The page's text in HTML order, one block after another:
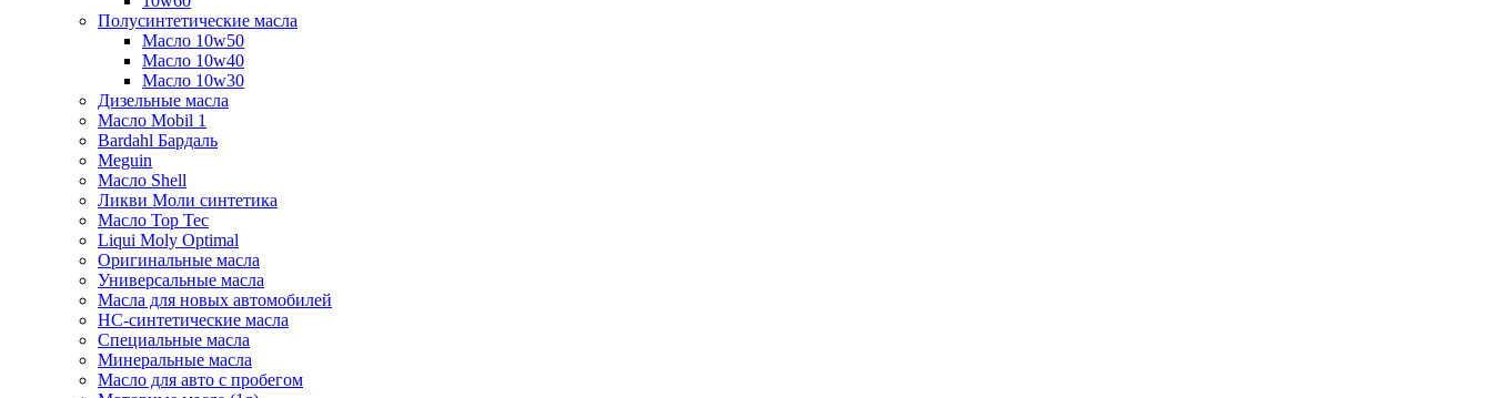
Полусинтетические масла
Масло 10w50
Масло 10w40
Масло 10w30
Дизельные масла
Масло Mobil 1
Bardahl Бардаль
Meguin
Масло Shell
Ликви Моли синтетика
Масло Top Tec
Liqui Moly Optimal
Оригинальные масла
Универсальные масла
Масла для новых автомобилей
HC-синтетические масла
Специальные масла
Минеральные масла
Масло для авто с пробегом